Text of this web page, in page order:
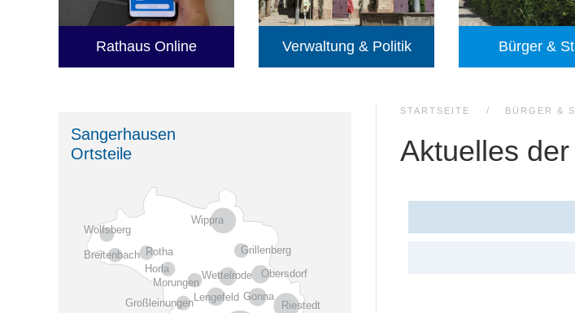
Rathaus Online Verwaltung & Politik Bürger &
STARTSEITE BÜRGER &
Aktuelles
Beiträge
Sangerhausen
Ortsteile
Riestedt
Gonna
Obersdorf
Grillenberg
Wippra
Wolfsberg
Rotha
Breitenbach
Horla
Morungen
Wettelrode
Lengefeld
Großleinungen